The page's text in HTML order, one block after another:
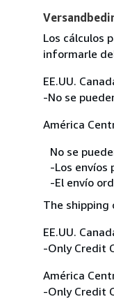
Los cálculos
informarle
EE.UU.
-No se
América
No se
-Los envíos
-El envío
The shipping
EE.UU.
-Only Credit
América
-Only Credit